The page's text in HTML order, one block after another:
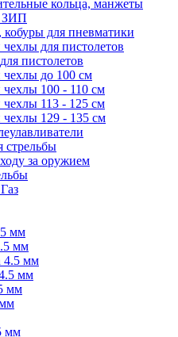
кольца, манжеты
ЗИП
для пневматики
для пистолетов
пистолетов
до 100 см
100 - 110 см
113 - 125 см
129 - 135 см
стрельбы
за оружием
мм
мм
4.5 мм
мм
мм
мм